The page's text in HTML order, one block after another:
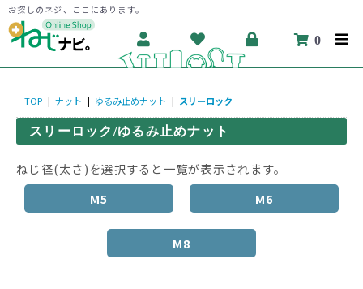
お探しのネジ、ここにあります。
0
TOP | ナット | ゆるみ止めナット | スリーロック
スリーロック/ゆるみ止めナット
ねじ径(太さ)を選択すると一覧が表示されます。
M5
M6
M8